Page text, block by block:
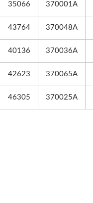
35066 370001A
43764 370048A
40136 370036A
42623 370065A
46305 370025A